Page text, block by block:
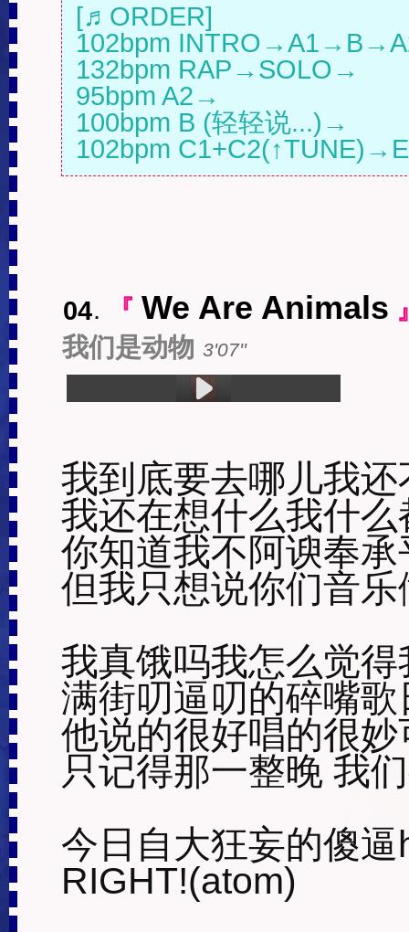
[♬ORDER]
102bpm
132bpm RAP→SOLO→
95bpm A2→
100bpm B (轻轻说...)→
102bpm
04. 『We Are Animals
我们是动物 3'07''
我到底要去哪儿我还
我还在想什么我什么
你知道我不阿谀奉
但我只想说你们音
我真饿吗我怎么觉
满街叨逼叨的碎嘴
他说的很好唱的很
只记得那一整晚 我
今日自大狂妄的傻
RIGHT!(atom)